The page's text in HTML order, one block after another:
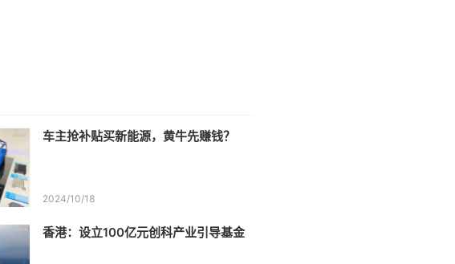
车主抢补贴买新能源，黄牛先赚钱？
2024/10/18
香港：设立100亿元创科产业引导基金